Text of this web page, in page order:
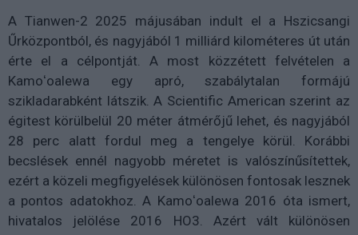
A Tianwen-2 2025 májusában indult el a Hszicsangi
Űrközpontból, és nagyjából 1 milliárd kilométeres út után
érte el a célpontját. A most közzétett felvételen a
Kamoʻoalewa egy apró, szabálytalan formájú
szikladarabként látszik. A Scientific American szerint az
égitest körülbelül 20 méter átmérőjű lehet, és nagyjából
28 perc alatt fordul meg a tengelye körül. Korábbi
becslések ennél nagyobb méretet is valószínűsítettek,
ezért a közeli megfigyelések különösen fontosak lesznek
a pontos adatokhoz. A Kamoʻoalewa 2016 óta ismert,
hivatalos jelölése 2016 HO3. Azért vált különösen